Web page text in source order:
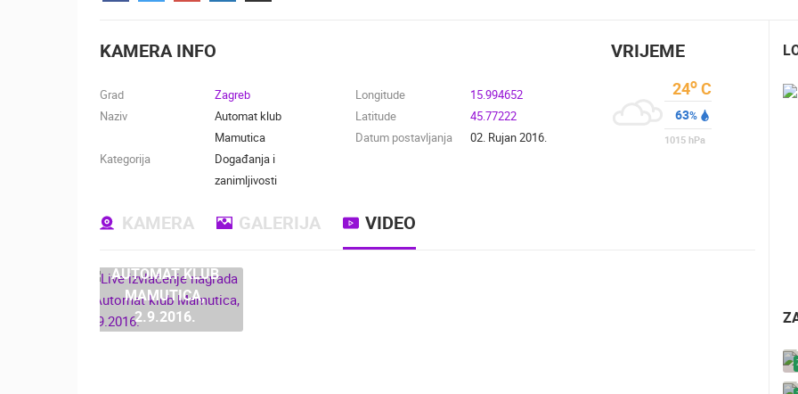
NAMA,
NAGRADE I
DONACIJE
KAMERE
TERMS OF
USE
PRIVACY
KAMERA INFO
Grad
Zagreb
Naziv
Automat klub
Mamutica
Kategorija
Događanja i
zanimljivosti
Longitude
15.994652
Latitude
45.77222
Datum postavljanja
02. Rujan 2016.
VRIJEME
24o C
63%
1015 hPa
KAMERA GALERIJA VIDEO
LIVE IZVLAČENJE
AUTOMAT KLUB
MAMUTICA,
2.9.2016.